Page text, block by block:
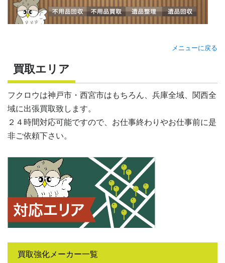
メニューに戻る
買取エリア
フクロウは神戸市・西宮市はもちろん、兵庫全域、関西全
域に出張買取致します。
２４時間対応可能ですので、お仕事終わりやお仕事前に是
非ご依頼下さい。
買取強化メーカー一覧